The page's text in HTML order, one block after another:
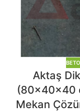
Aktaş
(80x40x40
Mekan